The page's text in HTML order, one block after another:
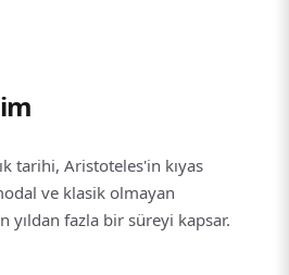
tarihi, Aristoteles'in kıyas
ve klasik olmayan
yıldan fazla bir süreyi kapsar.